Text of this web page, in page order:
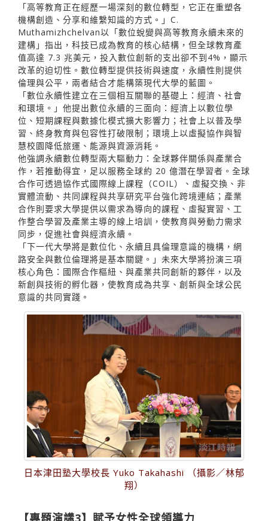
「高等教育正在經歷一場深刻的數位轉型，它正在重塑各
機構創造、分享和維繫知識的方式。」C.
Muthamizhchelvan以「數位蛻變與高等教育永續未來的
建構」指出，科技已成為教育的核心結構，但全球教育產
值高達 7.3 兆美元，投入數位創新的支出卻不到4%，顯示
改革的迫切性。數位轉型提供技術與速度，永續性則提供
倫理與公平，兩者結合才能構築現代大學的藍圖。
「數位永續性建立在三個相互關聯的基礎上：經濟、社會
和環境。」他提出數位永續的三面向：經濟上以數位學
位、短期課程與數據化模式擴大影響力；社會上以普及學
習、終身教育與包容性打破限制；環境上以虛擬協作與智
慧校園降低旅運、能源與資源消耗。
他強調永續數位轉型兩大驅動力：全球夥伴關係與產業合
作，若推動得宜，足以服務全球約 20 億潛在學習者。全球
合作可透過協作式國際線上課程（COIL）、虛擬交換、非
實體流動、共同課程與共享研究平台強化跨境連結；產業
合作則要求大學提供以需求為導向的課程、虛擬實習、工
作整合學習及產業主導的線上培訓，使教育與勞動力需求
同步，促進社會與經濟永續。
「下一代大學將是數位化、永續且具倫理意識的機構，網
路安全與數位倫理將是基本關鍵。」未來大學將扮演三項
核心角色：國際合作樞紐、與產業共同創新的夥伴，以及
新創與技術的孵化器，使教育成為共享、創新與全球公民
意識的共同實踐。
日本津田塾大學校長 Yuko Takahashi （攝影／林郁
翔）